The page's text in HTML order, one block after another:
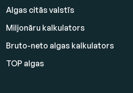
Algas citās valstīs
Miljonāru kalkulators
Bruto-neto algas kalkulators
TOP algas